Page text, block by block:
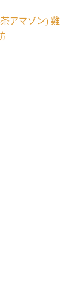
茶アマゾン) 雞